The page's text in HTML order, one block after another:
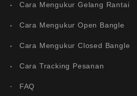
Cara Mengukur Gelang Rantai
Cara Mengukur Open Bangle
Cara Mengukur Closed Bangle
Cara Tracking Pesanan
FAQ